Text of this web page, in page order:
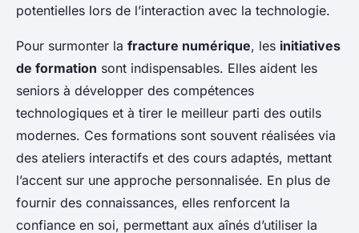
potentielles lors de l’interaction avec la technologie.
Pour surmonter la fracture numérique, les initiatives
de formation sont indispensables. Elles aident les
seniors à développer des compétences
technologiques et à tirer le meilleur parti des outils
modernes. Ces formations sont souvent réalisées via
des ateliers interactifs et des cours adaptés, mettant
l’accent sur une approche personnalisée. En plus de
fournir des connaissances, elles renforcent la
confiance en soi, permettant aux aînés d’utiliser la